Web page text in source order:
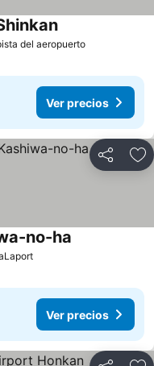
del aeropuerto
Ver precios
Compartir
no-ha
Ver precios